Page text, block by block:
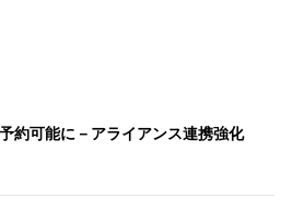
約可能に－アライアンス連携強化